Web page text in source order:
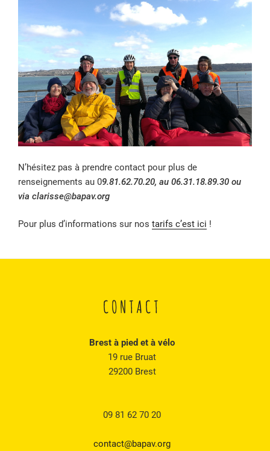
N’hésitez pas à prendre contact pour plus de
renseignements au 09.81.62.70.20, au 06.31.18.89.30 ou
via clarisse@bapav.org
Pour plus d’informations sur nos tarifs c’est ici !
CONTACT
Brest à pied et à vélo
19 rue Bruat
29200 Brest
09 81 62 70 20
contact@bapav.org